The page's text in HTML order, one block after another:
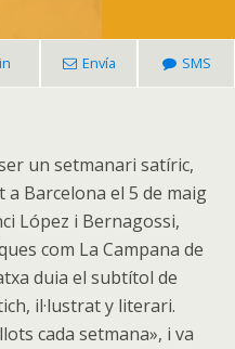
Envía SMS
un setmanari satíric,
Barcelona el 5 de maig
López i Bernagossi,
com La Campana de
duia el subtítol de
il·lustrat y literari.
cada setmana», i va